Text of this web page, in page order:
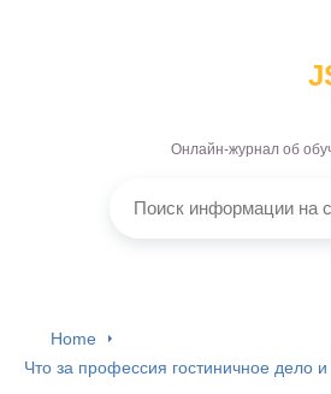
Онлайн-журнал об
Home
Что за профессия гостиничное дело и